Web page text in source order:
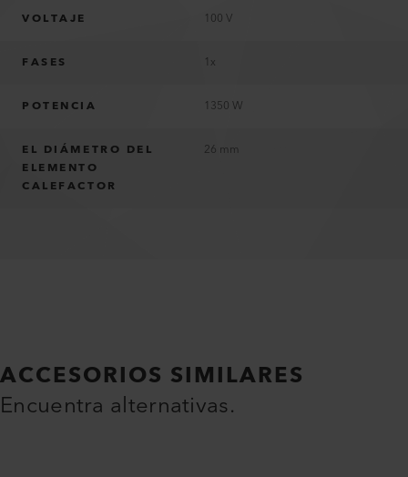
VOLTAJE 100 V
FASES 1x
POTENCIA 1350 W
EL DIÁMETRO DEL
ELEMENTO
CALEFACTOR
26 mm
ACCESORIOS SIMILARES
Encuentra alternativas.